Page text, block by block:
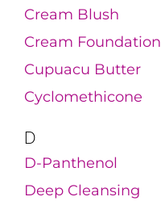
Cream Blush
Cream Foundation
Cupuacu Butter
Cyclomethicone
D
D-Panthenol
Deep Cleansing